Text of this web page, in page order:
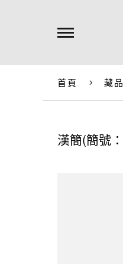
首頁 藏
漢簡(簡號